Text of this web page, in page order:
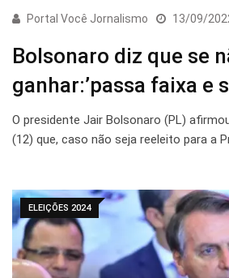
Portal Você Jornalismo 13/09/
Bolsonaro diz que se
ganhar:’passa faixa e
O presidente Jair Bolsonaro (PL)
(12) que, caso não seja reeleito para a
ELEIÇÕES 2024